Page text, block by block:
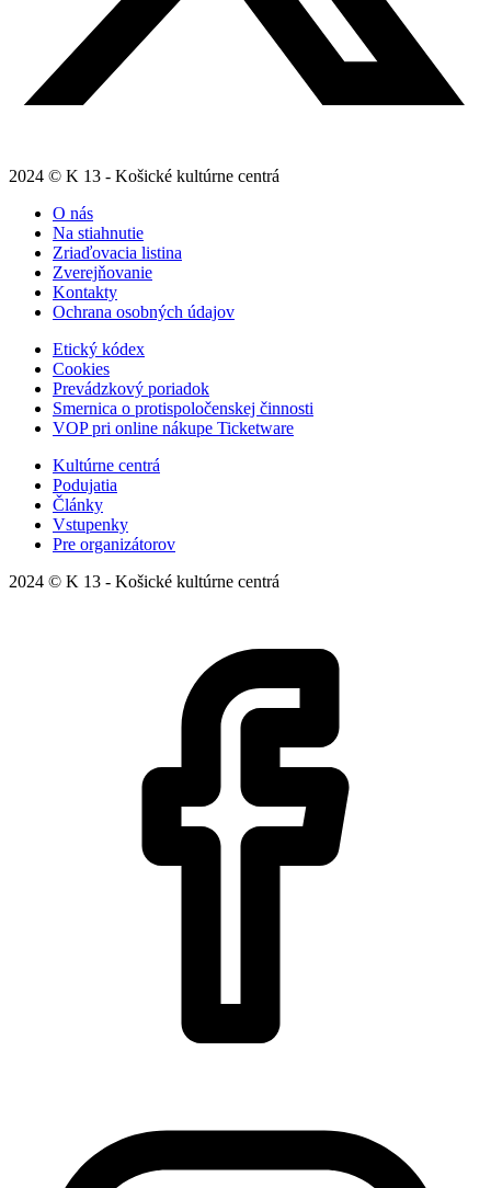
2024 © K 13 - Košické kultúrne centrá
O nás
Na stiahnutie
Zriaďovacia listina
Zverejňovanie
Kontakty
Ochrana osobných údajov
Etický kódex
Cookies
Prevádzkový poriadok
Smernica o protispoločenskej činnosti
VOP pri online nákupe Ticketware
Kultúrne centrá
Podujatia
Články
Vstupenky
Pre organizátorov
2024 © K 13 - Košické kultúrne centrá